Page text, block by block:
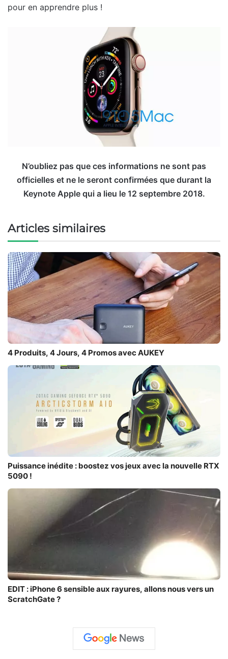
pour en apprendre plus !
N’oubliez pas que ces informations ne sont pas
officielles et ne le seront confirmées que durant la
Keynote Apple qui a lieu le 12 septembre 2018.
Articles similaires
4 Produits, 4 Jours, 4 Promos avec AUKEY
Puissance inédite : boostez vos jeux avec la nouvelle RTX
5090 !
EDIT : iPhone 6 sensible aux rayures, allons nous vers un
ScratchGate ?